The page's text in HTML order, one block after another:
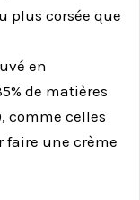
plus corsée que
en
de matières
comme celles
faire une crème